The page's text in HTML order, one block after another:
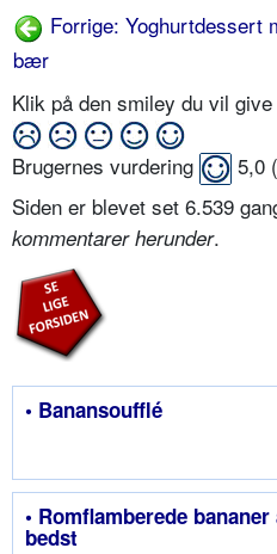
Forrige: Yoghurtdessert
bær
Klik på den smiley du vil
Brugernes vurdering 5,0 (
Siden er blevet set 6.539
kommentarer herunder.
• Banansoufflé
• Romflamberede
bedst